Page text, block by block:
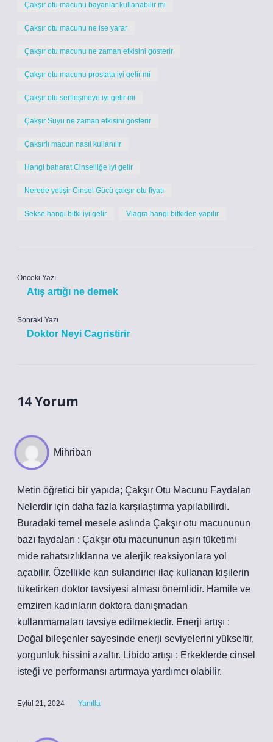
Çakşır otu macunu bayanlar kullanabilir mi
Çakşır otu macunu ne ise yarar
Çakşır otu macunu ne zaman etkisini gösterir
Çakşır otu macunu prostata iyi gelir mi
Çakşır otu sertleşmeye iyi gelir mi
Çakşır Suyu ne zaman etkisini gösterir
Çakşırlı macun nasıl kullanılır
Hangi baharat Cinselliğe iyi gelir
Nerede yetişir Cinsel Gücü çakşır otu fiyatı
Sekse hangi bitki iyi gelir Viagra hangi bitkiden yapılır
Önceki Yazı
Atış artığı ne demek
Sonraki Yazı
Doktor Neyi Cagristirir
14 Yorum
Mihriban
Metin öğretici bir yapıda; Çakşır Otu Macunu Faydaları
Nelerdir için daha fazla karşılaştırma yapılabilirdi.
Buradaki temel mesele aslında Çakşır otu macununun
bazı faydaları : Çakşır otu macununun aşırı tüketimi
mide rahatsızlıklarına ve alerjik reaksiyonlara yol
açabilir. Özellikle kan sulandırıcı ilaç kullanan kişilerin
tüketirken doktor tavsiyesi alması önemlidir. Hamile ve
emziren kadınların doktora danışmadan
kullanmamaları tavsiye edilmektedir. Enerji artışı :
Doğal bileşenler sayesinde enerji seviyelerini yükseltir,
yorgunluk hissini azaltır. Libido artışı : Erkeklerde cinsel
isteği ve performansı artırmaya yardımcı olabilir.
Eylül 21, 2024 Yanıtla